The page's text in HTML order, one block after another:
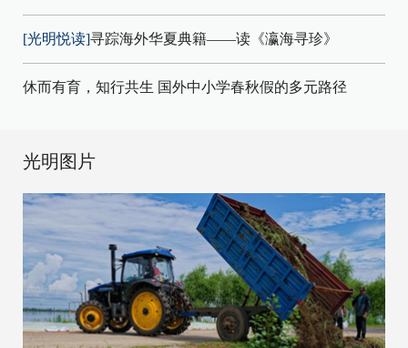
[光明悦读]寻踪海外华夏典籍——读《瀛海寻珍》
休而有育，知行共生 国外中小学春秋假的多元路径
光明图片